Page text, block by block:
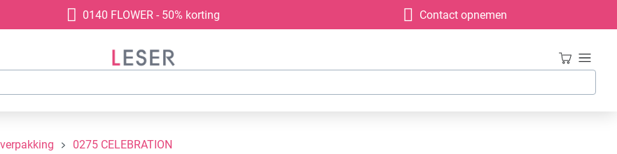
0140 FLOWER - 50% korting Contact opnemen
0275 CELEBRATION